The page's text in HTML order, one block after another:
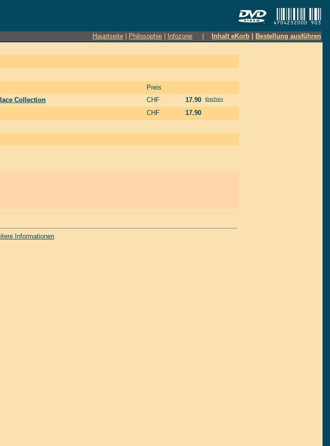
Hauptseite Philosophie Infozone Inhalt eKorb Bestellung ausführen
Preis
Collection CHF 17.90 löschen
CHF 17.90
Informationen